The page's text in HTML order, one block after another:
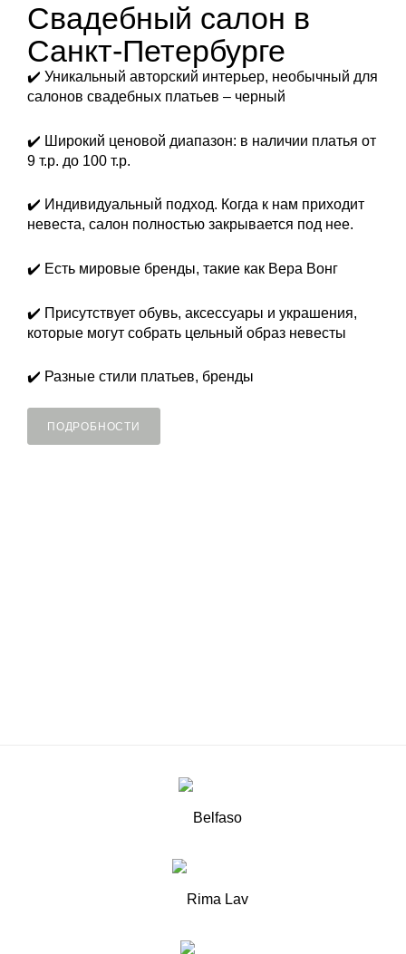
Свадебный салон в
Санкт-Петербурге
✔️ Уникальный авторский интерьер, необычный для
салонов свадебных платьев – черный
✔️ Широкий ценовой диапазон: в наличии платья от
9 т.р. до 100 т.р.
✔️ Индивидуальный подход. Когда к нам приходит
невеста, салон полностью закрывается под нее.
✔️ Есть мировые бренды, такие как Вера Вонг
✔️ Присутствует обувь, аксессуары и украшения,
которые могут собрать цельный образ невесты
✔️ Разные стили платьев, бренды
ПОДРОБНОСТИ